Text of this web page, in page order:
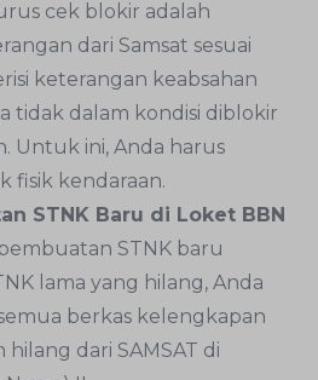
cek blokir adalah
dari Samsat sesuai
keterangan keabsahan
tidak dalam kondisi diblokir
Untuk ini, Anda harus
fisik kendaraan.
STNK Baru di Loket BBN
STNK baru
lama yang hilang, Anda
berkas kelengkapan
dari SAMSAT di